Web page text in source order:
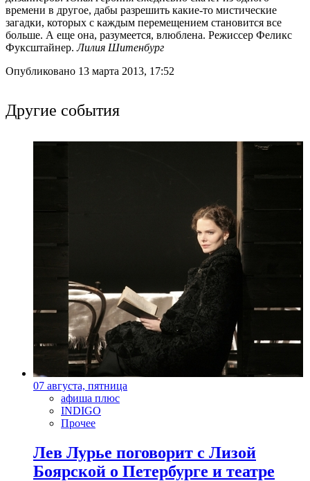
времени в другое, дабы разрешить какие-то мистические
загадки, которых с каждым перемещением становится все
больше. А еще она, разумеется, влюблена. Режиссер Феликс
Фуксштайнер.Лилия Шитенбург
Опубликовано 13 марта 2013, 17:52
Другие события
07 августа, пятница
афиша плюс
INDIGO
Прочее
Лев Лурье поговорит с Лизой
Боярской о Петербурге и театре